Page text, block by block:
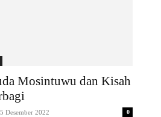
Mosintuwu dan Kisah
Desember 2022 0